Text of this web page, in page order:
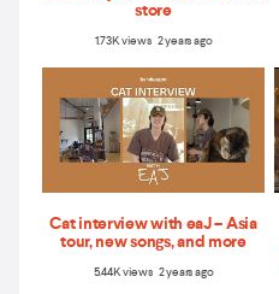
store
1.73K views 2 years ago
Cat interview with eaJ – Asia
tour, new songs, and more
5.44K views 2 years ago